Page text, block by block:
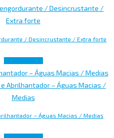
/ Desincrustante / Extra forte
– Águas Macias / Medias